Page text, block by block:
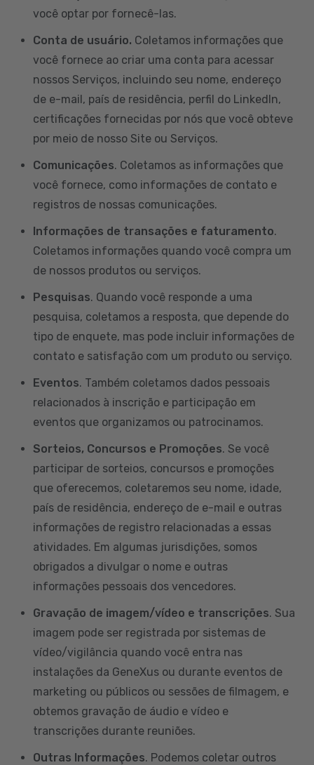
você optar por fornecê-las.
Conta de usuário. Coletamos informações que
você fornece ao criar uma conta para acessar
nossos Serviços, incluindo seu nome, endereço
de e-mail, país de residência, perfil do LinkedIn,
certificações fornecidas por nós que você obteve
por meio de nosso Site ou Serviços.
Comunicações. Coletamos as informações que
você fornece, como informações de contato e
registros de nossas comunicações.
Informações de transações e faturamento.
Coletamos informações quando você compra um
de nossos produtos ou serviços.
Pesquisas. Quando você responde a uma
pesquisa, coletamos a resposta, que depende do
tipo de enquete, mas pode incluir informações de
contato e satisfação com um produto ou serviço.
Eventos. Também coletamos dados pessoais
relacionados à inscrição e participação em
eventos que organizamos ou patrocinamos.
Sorteios, Concursos e Promoções. Se você
participar de sorteios, concursos e promoções
que oferecemos, coletaremos seu nome, idade,
país de residência, endereço de e-mail e outras
informações de registro relacionadas a essas
atividades. Em algumas jurisdições, somos
obrigados a divulgar o nome e outras
informações pessoais dos vencedores.
Gravação de imagem/vídeo e transcrições. Sua
imagem pode ser registrada por sistemas de
vídeo/vigilância quando você entra nas
instalações da GeneXus ou durante eventos de
marketing ou públicos ou sessões de filmagem, e
obtemos gravação de áudio e vídeo e
transcrições durante reuniões.
Outras Informações. Podemos coletar outros